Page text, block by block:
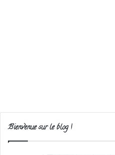
Bienvenue sur le blog !